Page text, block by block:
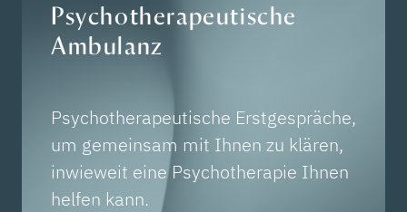
Psychotherapeutische
Ambulanz
Psychotherapeutische Erstgespräche,
um gemeinsam mit Ihnen zu klären,
inwieweit eine Psychotherapie Ihnen
helfen kann.